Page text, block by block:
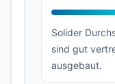
Solider
sind gut
ausgebaut.